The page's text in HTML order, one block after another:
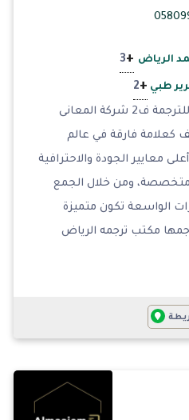
الرياض +
3
طبي +
2
شركة المعانى المتخصصة للترجمة ف2 شركة المعانى
للترجمة ف2 تقف كعلامة فارقة في عالم
معايير الجودة والاحترافية
ومن خلال الجمع
الواسعة تكون متميزة
مكتب ترجمه الرياض